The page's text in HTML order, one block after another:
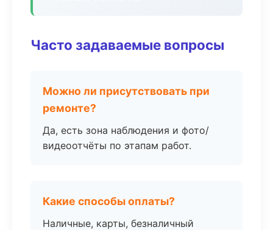
Часто задаваемые вопросы
Можно ли присутствовать при
ремонте?
Да, есть зона наблюдения и фото/
видеоотчёты по этапам работ.
Какие способы оплаты?
Наличные, карты, безналичный